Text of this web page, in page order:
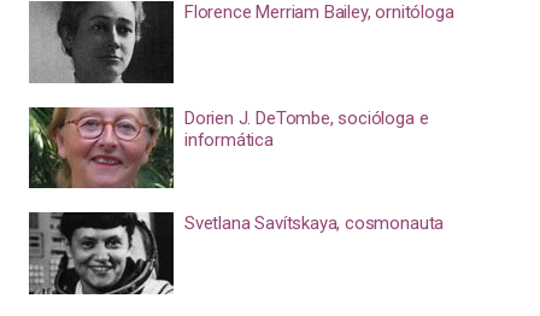
Florence Merriam Bailey, ornitóloga
Dorien J. DeTombe, socióloga e
informática
Svetlana Savítskaya, cosmonauta